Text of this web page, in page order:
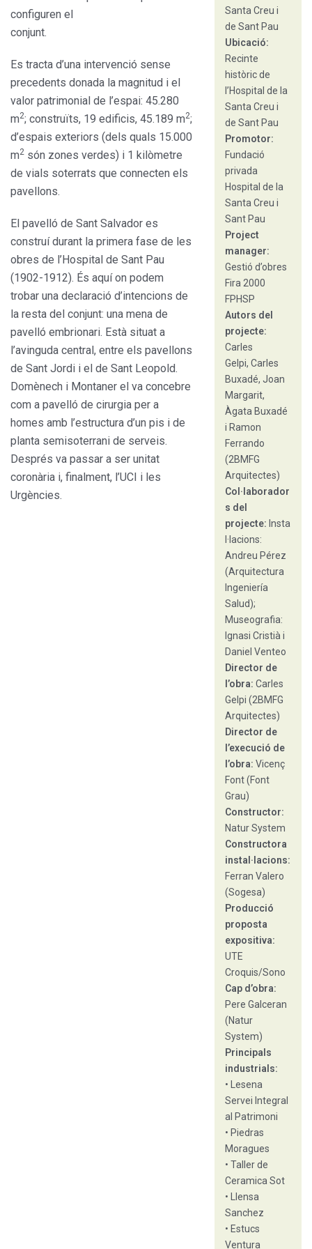
Santa Creu i
de Sant Pau
Ubicació:
Recinte
històric de
l’Hospital de la
Santa Creu i
de Sant Pau
Promotor:
Fundació
privada
Hospital de la
Santa Creu i
Sant Pau
Project
manager:
Gestió d’obres
Fira 2000
FPHSP
Autors del
projecte:
Carles
Gelpi, Carles
Buxadé, Joan
Margarit,
Àgata Buxadé
i Ramon
Ferrando
(2BMFG
Arquitectes)
Col·laborador
s del
projecte: Insta
l·lacions:
Andreu Pérez
(Arquitectura
Ingeniería
Salud);
Museografia:
Ignasi Cristià i
Daniel Venteo
Director de
l’obra: Carles
Gelpi (2BMFG
Arquitectes)
Director de
l’execució de
l’obra: Vicenç
Font (Font
Grau)
Constructor:
Natur System
Constructora
instal·lacions:
Ferran Valero
(Sogesa)
Producció
proposta
expositiva:
UTE
Croquis/Sono
Cap d’obra:
Pere Galceran
(Natur
System)
Principals
industrials:
• Lesena
Servei Integral
al Patrimoni
• Piedras
Moragues
• Taller de
Ceramica Sot
• Llensa
Sanchez
• Estucs
Ventura
configuren el
conjunt.
Es tracta d’una intervenció sense
precedents donada la magnitud i el
valor patrimonial de l’espai: 45.280
m2; construïts, 19 edificis, 45.189 m2;
d’espais exteriors (dels quals 15.000
m2 són zones verdes) i 1 kilòmetre
de vials soterrats que connecten els
pavellons.
El pavelló de Sant Salvador es
construí durant la primera fase de les
obres de l’Hospital de Sant Pau
(1902-1912). És aquí on podem
trobar una declaració d’intencions de
la resta del conjunt: una mena de
pavelló embrionari. Està situat a
l’avinguda central, entre els pavellons
de Sant Jordi i el de Sant Leopold.
Domènech i Montaner el va concebre
com a pavelló de cirurgia per a
homes amb l’estructura d’un pis i de
planta semisoterrani de serveis.
Després va passar a ser unitat
coronària i, finalment, l’UCI i les
Urgències.